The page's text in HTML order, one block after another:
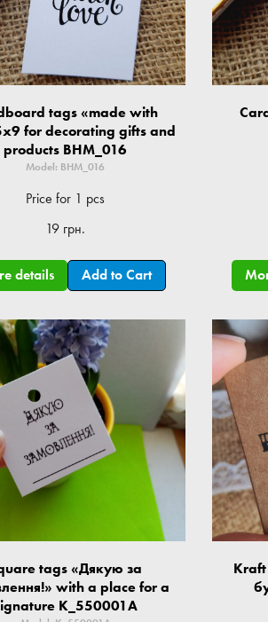
tags «made with
for decorating gifts and
products BHM_016
Model: BHM_016
Price for 1 pcs
19 грн.
details Add to Cart
tags «Дякую за
with a place for a
K_550001A
Kraft